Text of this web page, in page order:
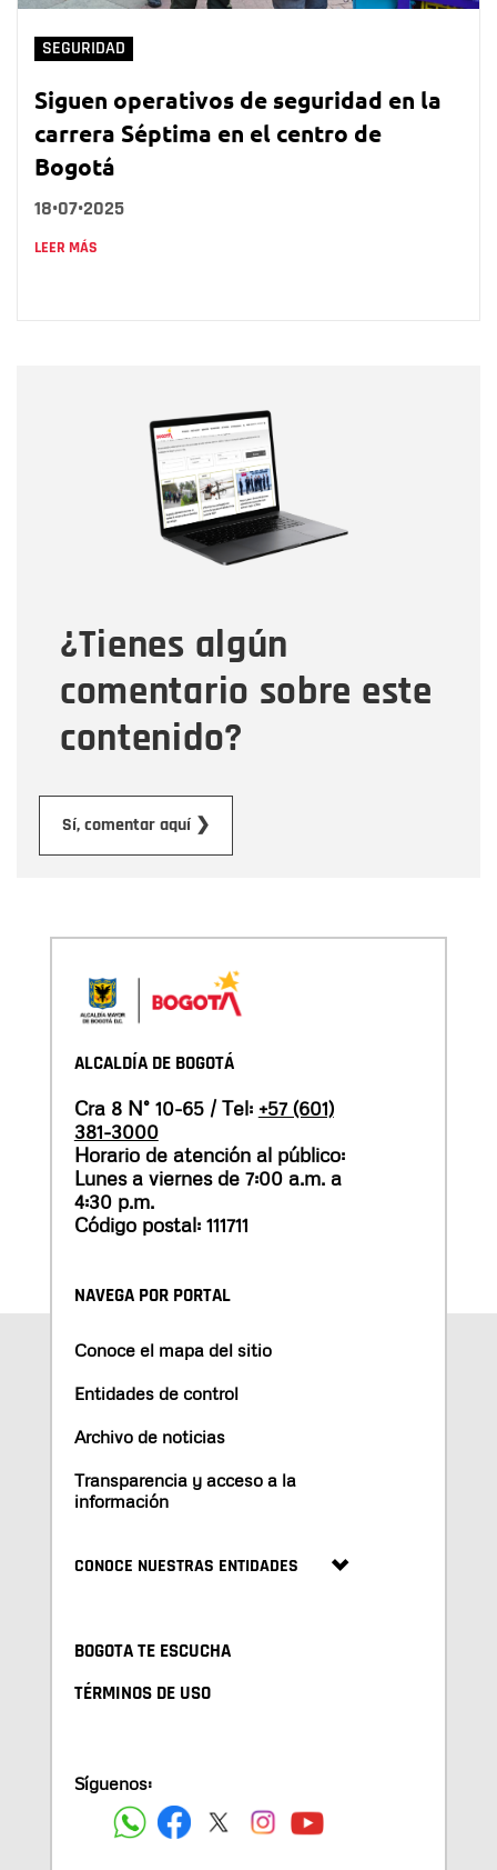
SEGURIDAD
Siguen operativos de seguridad en la
carrera Séptima en el centro de
Bogotá
18•07•2025
LEER MÁS
¿Tienes algún
comentario sobre este
contenido?
Sí, comentar aquí ❯
Correo electrónico
Tipo de comentario
Mensaje
ALCALDÍA DE BOGOTÁ
Cra 8 N° 10-65 / Tel: +57 (601)
381-3000
Horario de atención al público:
Lunes a viernes de 7:00 a.m. a
4:30 p.m.
Código postal: 111711
NAVEGA POR PORTAL
Conoce el mapa del sitio
Entidades de control
Archivo de noticias
Transparencia y acceso a la
información
CONOCE NUESTRAS ENTIDADES
BOGOTA TE ESCUCHA
TÉRMINOS DE USO
Síguenos: